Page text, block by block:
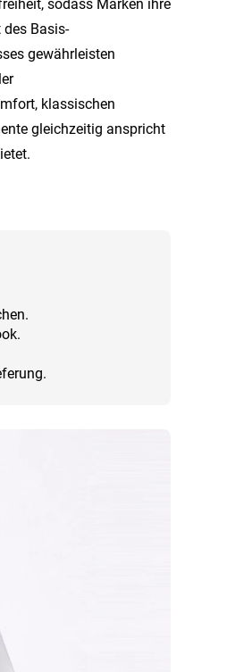
sodass Marken ihre
Basis-
gewährleisten
klassischen
gleichzeitig anspricht